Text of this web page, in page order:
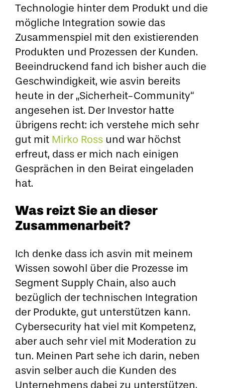
Technologie hinter dem Produkt und die
mögliche Integration sowie das
Zusammenspiel mit den existierenden
Produkten und Prozessen der Kunden.
Beeindruckend fand ich bisher auch die
Geschwindigkeit, wie asvin bereits
heute in der „Sicherheit-Community“
angesehen ist. Der Investor hatte
übrigens recht: ich verstehe mich sehr
gut mit Mirko Rossund war höchst
erfreut, dass er mich nach einigen
Gesprächen in den Beirat eingeladen
hat.
Was reizt Sie an dieser
Zusammenarbeit?
Ich denke dass ich asvin mit meinem
Wissen sowohl über die Prozesse im
Segment Supply Chain, also auch
bezüglich der technischen Integration
der Produkte, gut unterstützen kann.
Cybersecurity hat viel mit Kompetenz,
aber auch sehr viel mit Moderation zu
tun. Meinen Part sehe ich darin, neben
asvin selber auch die Kunden des
Unternehmens dabei zu unterstützen,